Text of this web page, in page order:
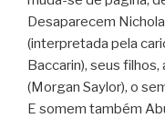
Desaparecem
(interpretada pela
Baccarin), seus
(Morgan Saylor), o
E somem também